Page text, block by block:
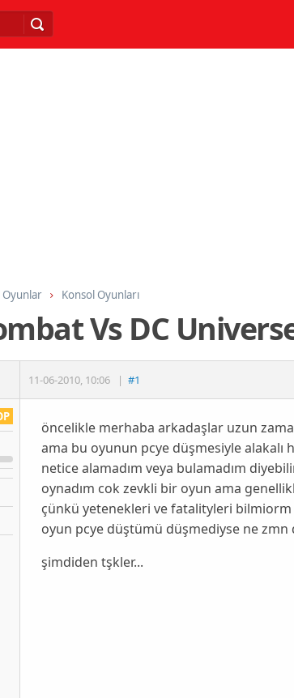
Oyunlar Konsol Oyunları
Vs DC
11-06-2010, 10:06 | #1
öncelikle merhaba arkadaşlar uzun
ama bu oyunun pcye düşmesiyle alakalı
netice alamadım veya bulamadım
oynadım cok zevkli bir oyun ama
çünkü yetenekleri ve fatalityleri bilmiorm
oyun pcye düştümü düşmediyse ne zmn
şimdiden tşkler...